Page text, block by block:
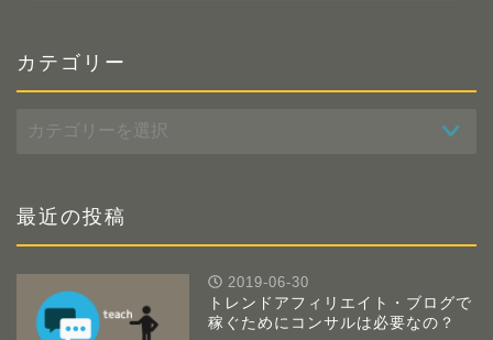
カテゴリー
テ
ー
最近の投稿
2019-06-30
トレンドアフィリエイト・ブログで
稼ぐためにコンサルは必要なの？